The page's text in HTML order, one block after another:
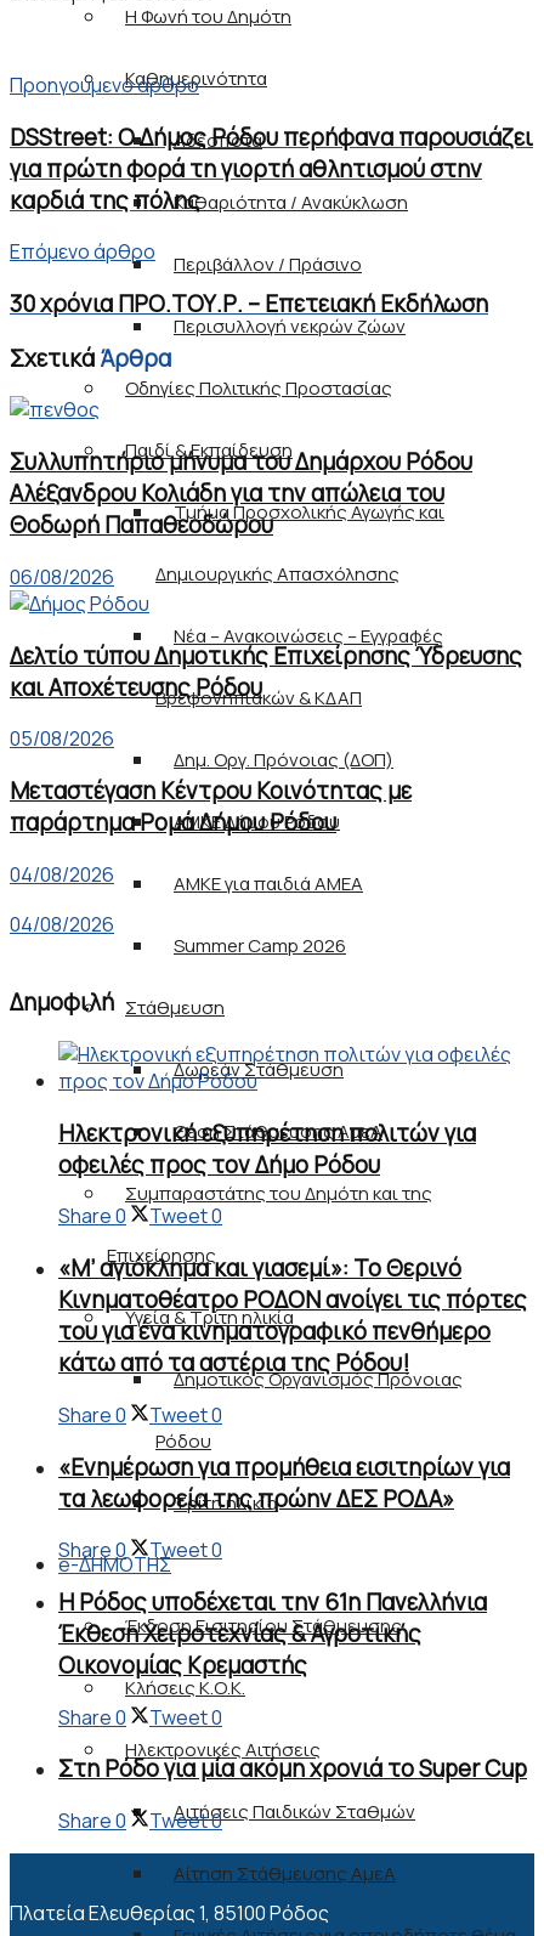
Η Φωνή του Δημότη
Καθημερινότητα
Αδέσποτα
Καθαριότητα / Ανακύκλωση
Περιβάλλον / Πράσινο
Περισυλλογή νεκρών ζώων
Οδηγίες Πολιτικής Προστασίας
Παιδί & Εκπαίδευση
Τμήμα Προσχολικής Αγωγής και
Δημιουργικής Απασχόλησης
Νέα – Ανακοινώσεις – Εγγραφές
Βρεφονηπιακών & ΚΔΑΠ
Δημ. Οργ. Πρόνοιας (ΔΟΠ)
ΑΜΚΕ Δήμου Ρόδου
ΑΜΚΕ για παιδιά ΑΜΕΑ
Summer Camp 2026
Στάθμευση
Δωρεάν Στάθμευση
Θέση Στάθμευσης ΑμεΑ
Συμπαραστάτης του Δημότη και της
Επιχείρησης
Υγεία & Τρίτη ηλικία
Δημοτικός Οργανισμός Πρόνοιας
Ρόδου
Τρίτη ηλικία
e-ΔΗΜΟΤΗΣ
Έκδοση Εισιτηρίου Στάθμευσης
Κλήσεις Κ.Ο.Κ.
Ηλεκτρονικές Αιτήσεις
Αιτήσεις Παιδικών Σταθμών
Αίτηση Στάθμευσης ΑμεΑ
Προηγούμενο άρθρο
DSStreet: Ο Δήμος Ρόδου περήφανα παρουσιάζει
για πρώτη φορά τη γιορτή αθλητισμού στην
καρδιά της πόλης
Επόμενο άρθρο
30 χρόνια ΠΡΟ.ΤΟΥ.Ρ. – Επετειακή Εκδήλωση
ΣχετικάΆρθρα
Συλλυπητήριο μήνυμα του Δημάρχου Ρόδου
Αλέξανδρου Κολιάδη για την απώλεια του
Θοδωρή Παπαθεοδώρου
06/08/2026
Δελτίο τύπου Δημοτικής Επιχείρησης Ύδρευσης
και Αποχέτευσης Ρόδου
05/08/2026
Μεταστέγαση Κέντρου Κοινότητας με
παράρτημα Ρομά Δήμου Ρόδου
04/08/2026
04/08/2026
Δημοφιλή
Ηλεκτρονική εξυπηρέτηση πολιτών για
οφειλές προς τον Δήμο Ρόδου
Share0 Tweet0
«Μ’ αγιόκλημα και γιασεμί»: Το Θερινό
Κινηματοθέατρο ΡΟΔΟΝ ανοίγει τις πόρτες
του για ένα κινηματογραφικό πενθήμερο
κάτω από τα αστέρια της Ρόδου!
Share0 Tweet0
«Ενημέρωση για προμήθεια εισιτηρίων για
τα λεωφορεία της πρώην ΔΕΣ ΡΟΔΑ»
Share0 Tweet0
Η Ρόδος υποδέχεται την 61η Πανελλήνια
Έκθεση Χειροτεχνίας & Αγροτικής
Οικονομίας Κρεμαστής
Share0 Tweet0
Στη Ρόδο για μία ακόμη χρονιά το Super Cup
Share0 Tweet0
Πλατεία Ελευθερίας 1, 85100 Ρόδος